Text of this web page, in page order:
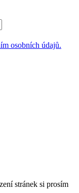
osobních údajů.
stránek si prosím